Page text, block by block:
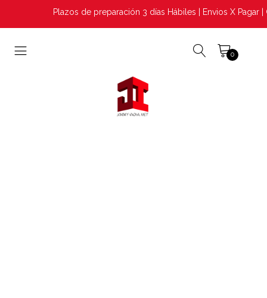
Plazos de preparación 3 días Hábiles | Envios X Pagar |
0